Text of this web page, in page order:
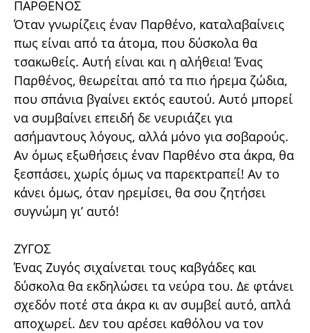
ΠΑΡΘΕΝΟΣ
Όταν γνωρίζεις έναν Παρθένο, καταλαβαίνεις
πως είναι από τα άτομα, που δύσκολα θα
τσακωθείς. Αυτή είναι και η αλήθεια! Ένας
Παρθένος, θεωρείται από τα πιο ήρεμα ζώδια,
που σπάνια βγαίνει εκτός εαυτού. Αυτό μπορεί
να συμβαίνει επειδή δε νευριάζει για
ασήμαντους λόγους, αλλά μόνο για σοβαρούς.
Αν όμως εξωθήσεις έναν Παρθένο στα άκρα, θα
ξεσπάσει, χωρίς όμως να παρεκτραπεί! Αν το
κάνει όμως, όταν ηρεμίσει, θα σου ζητήσει
συγνώμη γι’ αυτό!
ΖΥΓΟΣ
Ένας Ζυγός σιχαίνεται τους καβγάδες και
δύσκολα θα εκδηλώσει τα νεύρα του. Δε φτάνει
σχεδόν ποτέ στα άκρα κι αν συμβεί αυτό, απλά
αποχωρεί. Δεν του αρέσει καθόλου να τον